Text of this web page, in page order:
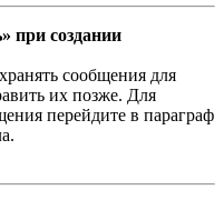
при создании
сообщения для
их позже. Для
перейдите в параграф